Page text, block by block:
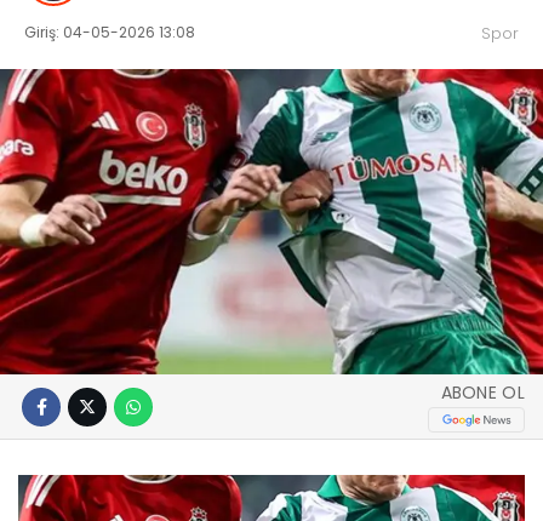
Giriş: 04-05-2026 13:08 Spor
ABONE OL